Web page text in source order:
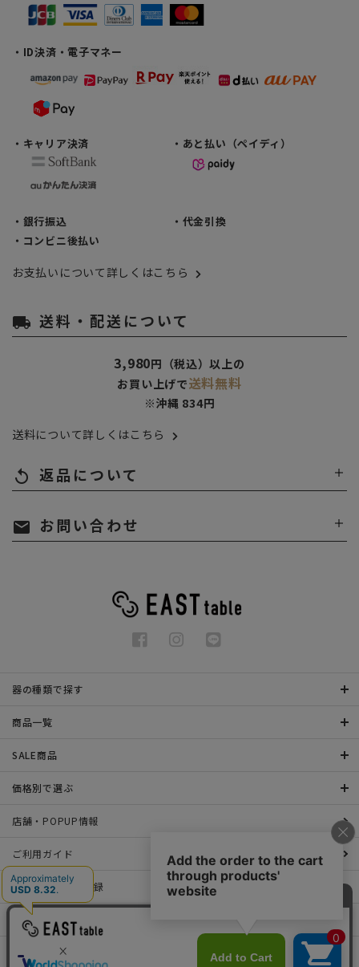
・ID決済・電子マネー
・キャリア決済 ・あと払い（ペイディ）
・銀行振込
・代金引換
・コンビニ後払い
お支払いについて詳しくはこちら
local_shipping 送料・配送について
3,980円（税込）以上の
お買い上げで送料無料
※沖縄 834円
送料について詳しくはこちら
replay 返品について
mail お問い合わせ
器の種類で探す
商品一覧
SALE商品
価格別で選ぶ
店舗・POPUP情報
ご利用ガイド
メールマガジン登録
お問い合わせ
特定商取引法表示について